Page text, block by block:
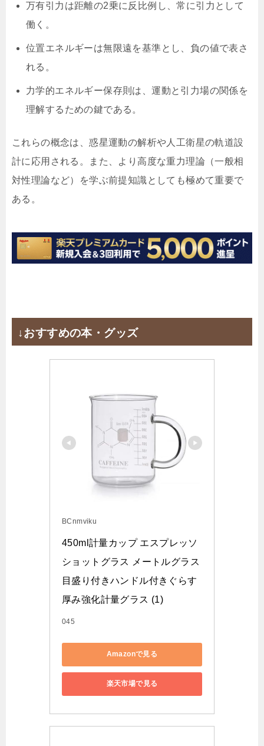
万有引力は距離の2乗に反比例し、常に引力として
働く。
位置エネルギーは無限遠を基準とし、負の値で表さ
れる。
力学的エネルギー保存則は、運動と引力場の関係を
理解するための鍵である。
これらの概念は、惑星運動の解析や人工衛星の軌道設
計に応用される。また、より高度な重力理論（一般相
対性理論など）を学ぶ前提知識としても極めて重要で
ある。
↓おすすめの本・グッズ
BCnmviku
450ml計量カップ エスプレッソ
ショットグラス メートルグラス
目盛り付きハンドル付きぐらす
厚み強化計量グラス (1)
045
Amazonで見る
楽天市場で見る